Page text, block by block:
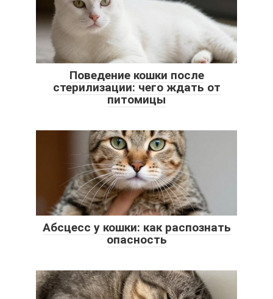
Поведение кошки после
стерилизации: чего ждать от
питомицы
Абсцесс у кошки: как распознать
опасность